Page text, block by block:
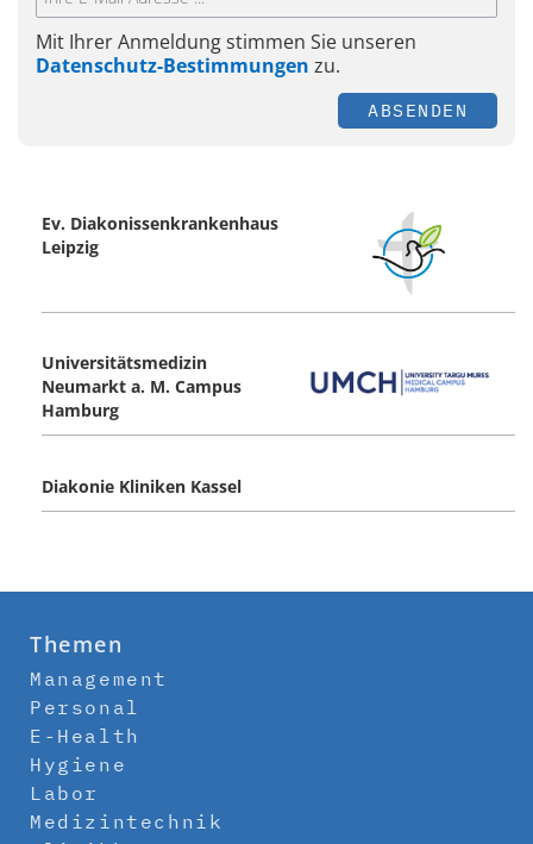
Mit Ihrer Anmeldung stimmen Sie unseren
Datenschutz-Bestimmungen zu.
ABSENDEN
Ev. Diakonissenkrankenhaus
Leipzig
Universitätsmedizin
Neumarkt a. M. Campus
Hamburg
Diakonie Kliniken Kassel
Themen
Management
Personal
E-Health
Hygiene
Labor
Medizintechnik